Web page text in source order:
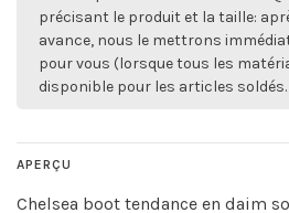
précisant le produit et la taille:
avance, nous le mettrons
pour vous (lorsque tous les
disponible pour les articles soldés.
APERÇU
Chelsea boot tendance en daim